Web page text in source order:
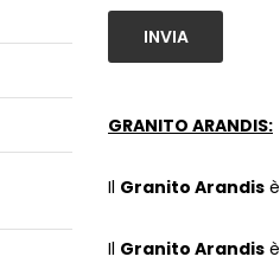
INVIA
GRANITO ARANDIS:
Il Granito Arandis
Il Granito Arandis